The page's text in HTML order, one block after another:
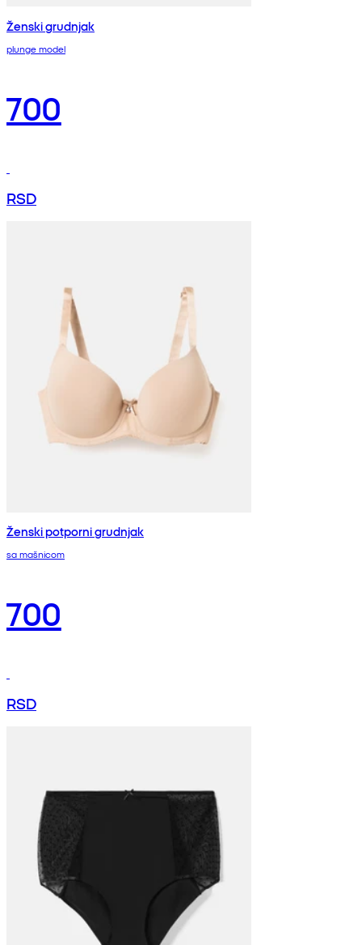
Ženski grudnjak
plunge model
700
RSD
Ženski potporni grudnjak
sa mašnicom
700
RSD